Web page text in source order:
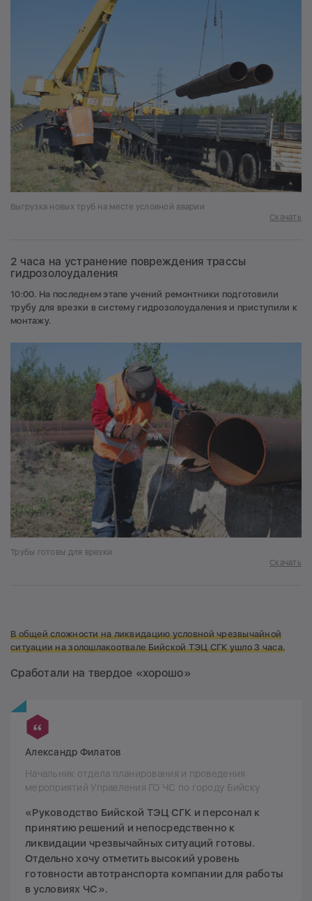
Выгрузка новых труб на месте условной аварии
Скачать
2 часа на устранение повреждения трассы
гидрозолоудаления
10:00. На последнем этапе учений ремонтники подготовили
трубу для врезки в систему гидрозолоудаления и приступили к
монтажу.
Трубы готовы для врезки
Скачать
В общей сложности на ликвидацию условной чрезвычайной
ситуации на золошлакоотвале Бийской ТЭЦ СГК ушло 3 часа.
Сработали на твердое «хорошо»
Александр Филатов
Начальник отдела планирования и проведения
мероприятий Управления ГО ЧС по городу Бийску
«Руководство Бийской ТЭЦ СГК и персонал к
принятию решений и непосредственно к
ликвидации чрезвычайных ситуаций готовы.
Отдельно хочу отметить высокий уровень
готовности автотранспорта компании для работы
в условиях ЧС».